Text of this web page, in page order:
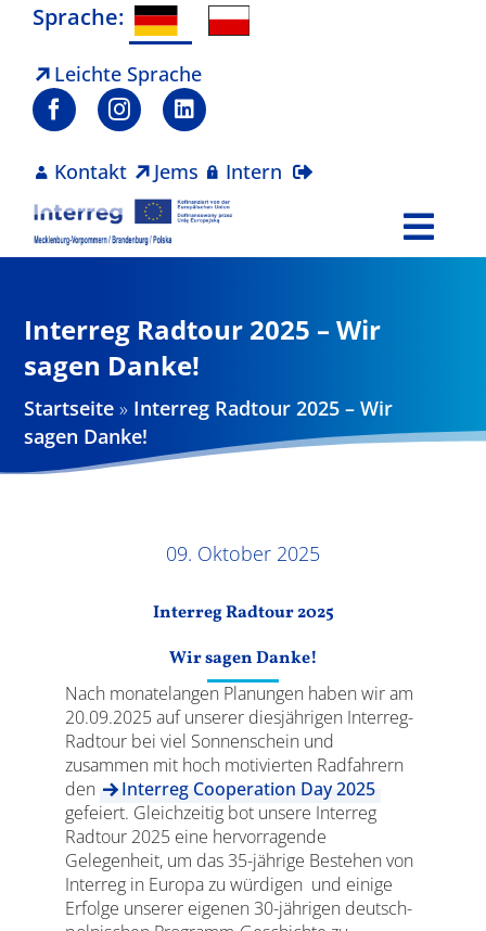
Zum
springen
Sprache:
Leichte Sprache
Kontakt Jems Intern
Projekte
Aktuelles
Interreg Radtour 2025 – Wir
sagen Danke!
Startseite » Interreg Radtour 2025 – Wir
sagen Danke!
09. Oktober 2025
Interreg Radtour 2025
Wir sagen Danke!
Nach monatelangen Planungen haben wir am
20.09.2025 auf unserer diesjährigen Interreg-
Radtour bei viel Sonnenschein und
zusammen mit hoch motivierten Radfahrern
den
Interreg Cooperation Day 2025
gefeiert. Gleichzeitig bot unsere Interreg
Radtour 2025 eine hervorragende
Gelegenheit, um das 35-jährige Bestehen von
Interreg in Europa zu würdigen und einige
Erfolge unserer eigenen 30-jährigen deutsch-